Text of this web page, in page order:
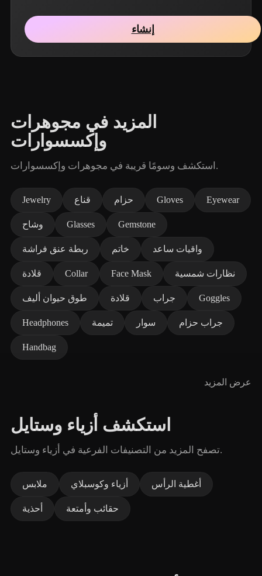
إنشاء
المزيد في مجوهرات
وإكسسوارات
استكشف وسومًا قريبة في مجوهرات وإكسسوارات.
Jewelry قناع حزام Gloves Eyewear
وشاح Glasses Gemstone
ربطة عنق فراشة خاتم واقيات ساعد
قلادة Collar Face Mask نظارات شمسية
طوق حيوان أليف قلادة جراب Goggles
Headphones تميمة سوار جراب حزام
Handbag
عرض المزيد
استكشف أزياء وستايل
تصفح المزيد من التصنيفات الفرعية في أزياء وستايل.
ملابس أزياء وكوسبلاي أغطية الرأس
أحذية حقائب وأمتعة